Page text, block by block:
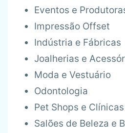
Eventos e
Impressão Offset
Indústria e Fábricas
Joalherias e
Moda e Vestuário
Odontologia
Pet Shops e
Salões de Beleza e